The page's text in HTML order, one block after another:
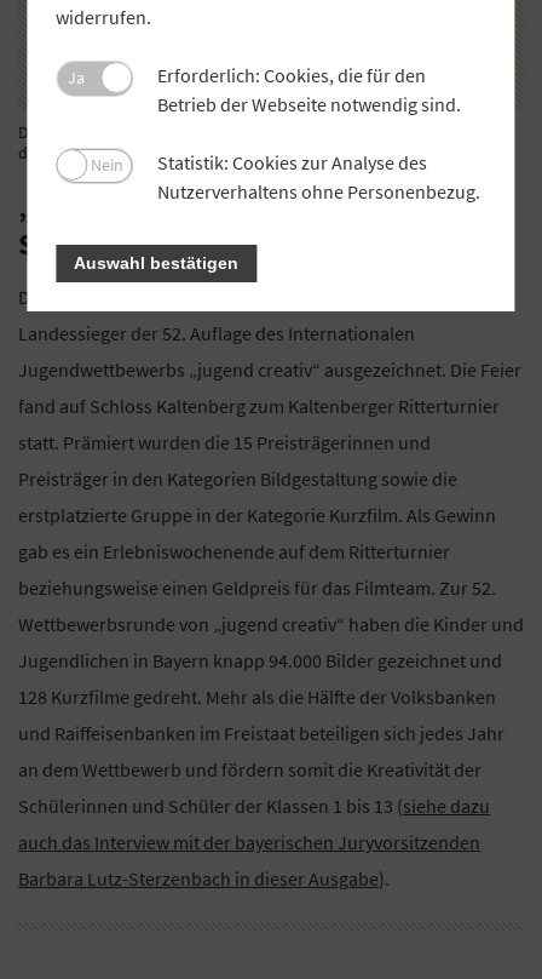
Die Siegerehrung: Martina Stutz (Leiterin Marketing GVB, 3. v. re.) mit
den Preisträgerinnen und -trägern.
„jugend creativ“: Siegerehrung auf
Schloss Kaltenberg
Der Genossenschaftsverband Bayern (GVB) hat die
Landessieger der 52. Auflage des Internationalen
Jugendwettbewerbs „jugend creativ“ ausgezeichnet. Die Feier
fand auf Schloss Kaltenberg zum Kaltenberger Ritterturnier
statt. Prämiert wurden die 15 Preisträgerinnen und
Preisträger in den Kategorien Bildgestaltung sowie die
erstplatzierte Gruppe in der Kategorie Kurzfilm. Als Gewinn
gab es ein Erlebniswochenende auf dem Ritterturnier
beziehungsweise einen Geldpreis für das Filmteam. Zur 52.
Wettbewerbsrunde von „jugend creativ“ haben die Kinder und
Jugendlichen in Bayern knapp 94.000 Bilder gezeichnet und
128 Kurzfilme gedreht. Mehr als die Hälfte der Volksbanken
und Raiffeisenbanken im Freistaat beteiligen sich jedes Jahr
an dem Wettbewerb und fördern somit die Kreativität der
Schülerinnen und Schüler der Klassen 1 bis 13 (siehe dazu
auch das Interview mit der bayerischen Juryvorsitzenden
Barbara Lutz-Sterzenbach in dieser Ausgabe).
widerrufen.
Ja
Erforderlich: Cookies, die für den
Betrieb der Webseite notwendig sind.
Nein
Statistik: Cookies zur Analyse des
Nutzerverhaltens ohne Personenbezug.
Auswahl bestätigen